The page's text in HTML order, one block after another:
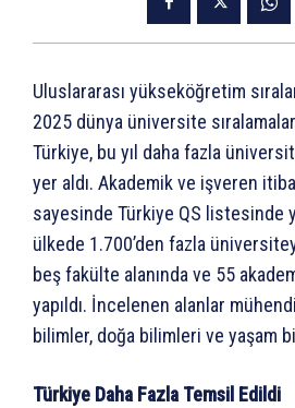
Uluslararası yükseköğretim
2025 dünya üniversite
Türkiye, bu yıl daha fazla
yer aldı. Akademik ve işveren
sayesinde Türkiye QS listesinde
ülkede 1.700’den fazla
beş fakülte alanında ve 55
yapıldı. İncelenen alanlar
bilimler, doğa bilimleri ve yaşam
Türkiye Daha Fazla Temsil Edildi